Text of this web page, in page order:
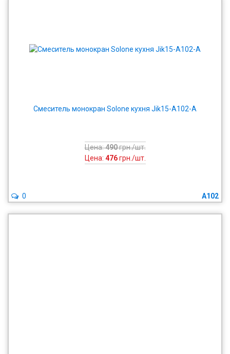
Смеситель монокран Solone кухня Jik15-A102-A
Цена:490грн./шт.
Цена: 476 грн./шт.
A102
0